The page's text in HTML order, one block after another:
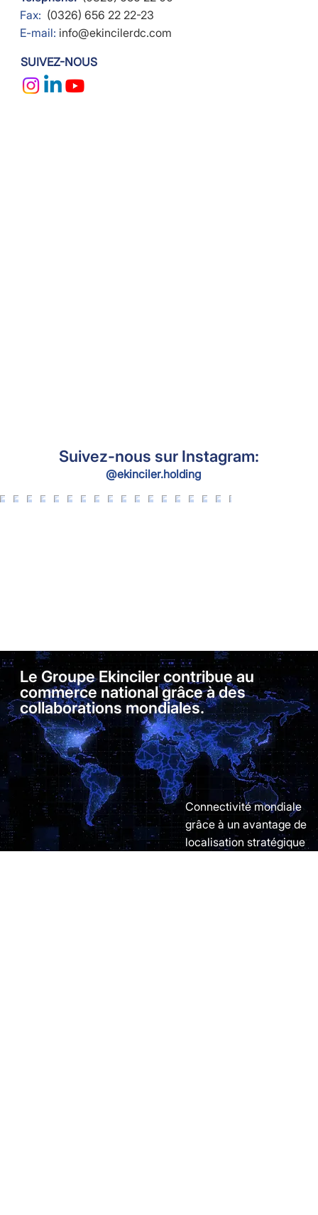
Fax: (0326) 656 22 22-23
E-mail: info@ekincilerdc.com
SUIVEZ-NOUS
Suivez-nous sur Instagram:
@ekinciler.holding
Le Groupe Ekinciler contribue au
commerce national grâce à des
collaborations mondiales.
Connectivité mondiale
grâce à un avantage de
localisation stratégique